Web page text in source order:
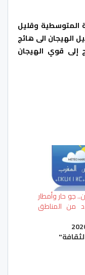
المتوسطية وقليل
الهيجان الى هائج
إلى قوي الهيجان
جو حار وأمطار
من المناطق